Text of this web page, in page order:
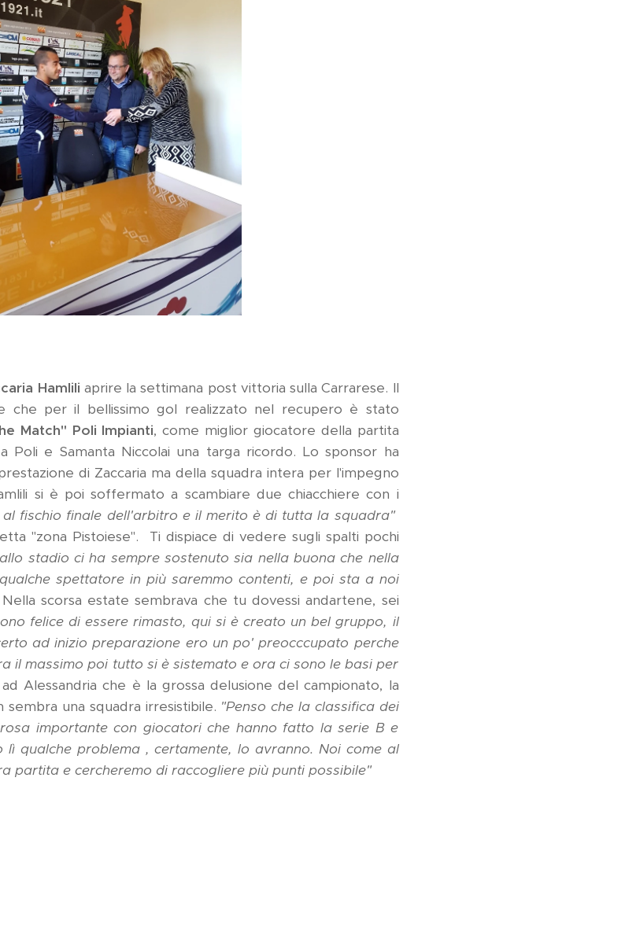
Hamlili aprire la settimana post vittoria sulla Carrarese. Il
che per il bellissimo gol realizzato nel recupero è stato
Match" Poli Impianti, come miglior giocatore della partita
Poli e Samanta Niccolai una targa ricordo. Lo sponsor ha
di Zaccaria ma della squadra intera per l'impegno
si è poi soffermato a scambiare due chiacchiere con i
fischio finale dell'arbitro e il merito è di tutta la squadra"
"zona Pistoiese". Ti dispiace di vedere sugli spalti pochi
stadio ci ha sempre sostenuto sia nella buona che nella
spettatore in più saremmo contenti, e poi sta a noi
scorsa estate sembrava che tu dovessi andartene, sei
felice di essere rimasto, qui si è creato un bel gruppo, il
ad inizio preparazione ero un po' preocccupato perche
il massimo poi tutto si è sistemato e ora ci sono le basi per
Alessandria che è la grossa delusione del campionato, la
una squadra irresistibile. "Penso che la classifica dei
importante con giocatori che hanno fatto la serie B e
lì qualche problema , certamente, lo avranno. Noi come al
partita e cercheremo di raccogliere più punti possibile"